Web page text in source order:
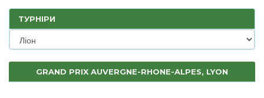
ТУРНІРИ
GRAND PRIX AUVERGNE-RHONE-ALPES, LYON